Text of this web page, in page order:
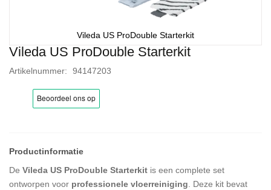
Vileda US ProDouble Starterkit
Artikelnummer 94147203
De Vileda US ProDouble Starterkit is een complete set
ontworpen voor professionele vloerreiniging
Deze kit bevat
Vileda US ProDouble Starterkit
Ga
het